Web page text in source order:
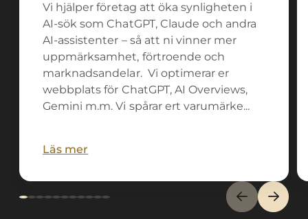
Vi hjälper företag att öka synligheten i
AI-sök som ChatGPT, Claude och andra
AI-assistenter – så att ni vinner mer
uppmärksamhet, förtroende och
marknadsandelar. Vi optimerar er
webbplats för ChatGPT, AI Overviews,
Gemini m.m. Vi spårar ert varumärke...
Läs mer